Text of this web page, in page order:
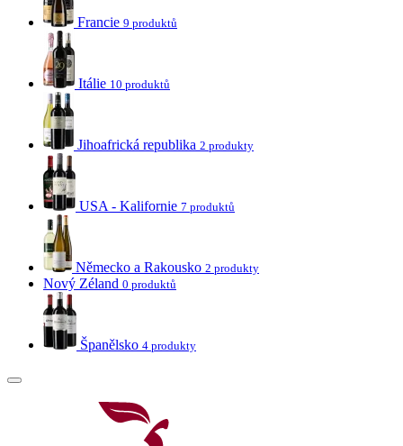
Francie 9 produktů
Itálie 10 produktů
Jihoafrická republika 2 produkty
USA - Kalifornie 7 produktů
Německo a Rakousko 2 produkty
Nový Zéland 0 produktů
Španělsko 4 produkty